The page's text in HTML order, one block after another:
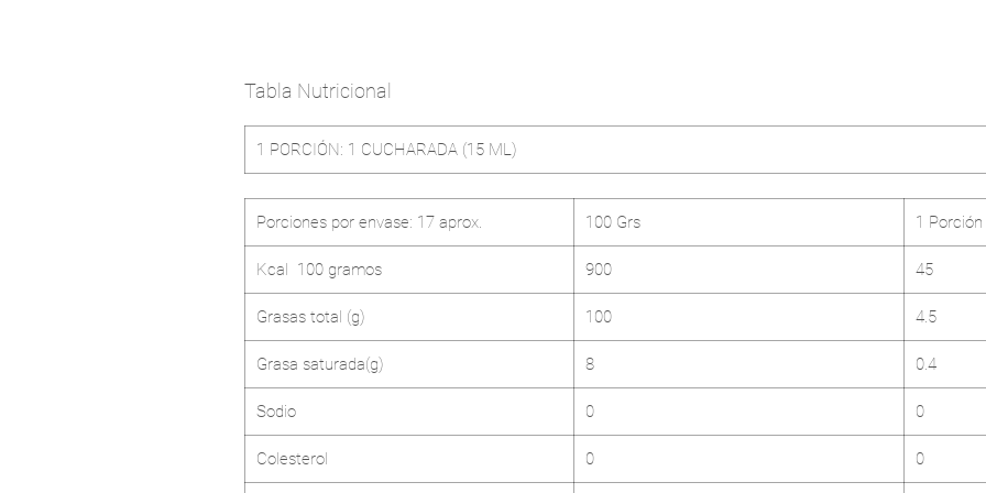
dips.
Tabla Nutricional
1 PORCIÓN: 1 CUCHARADA (15 ML)
Porciones por envase: 17 aprox. 100 Grs 1 Porción
Kcal 100 gramos 900 45
Grasas total (g) 100 4.5
Grasa saturada(g) 8 0.4
Sodio 0 0
Colesterol 0 0